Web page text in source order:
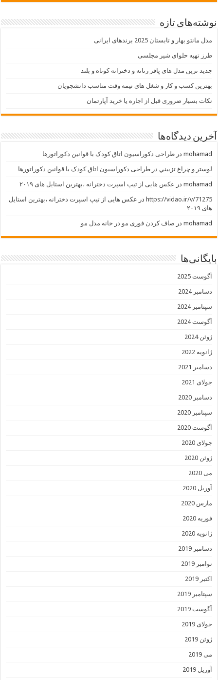
نوشته‌های تازه
مدل مانتو بهار و تابستان 2025 برندهای ایرانی
طرز تهیه حلوای شیر مجلسی
جدید ترین مدل های پافر زنانه و دخترانه کوتاه و بلند
بهترین کسب و کار و شغل های نیمه وقت مناسب دانشجویان
نکات بسیار ضروری قبل از اجاره یا خرید آپارتمان
آخرین دیدگاه‌ها
mohamad درطراحی دکوراسیون اتاق کودک با قوانین دکوراتورها
لوستر و چراغ تزييني درطراحی دکوراسیون اتاق کودک با قوانین دکوراتورها
mohamad در عکس هایی از تیپ اسپرت دخترانه ،بهترین استایل های ۲۰۱۹
https://vidao.ir/v/71275 در عکس هایی از تیپ اسپرت دخترانه ،بهترین استایل
های ۲۰۱۹
mohamad در صاف کردن فوری مو در خانه مدل مو
بایگانی‌ها
آگوست 2025
دسامبر 2024
سپتامبر 2024
آگوست 2024
ژوئن 2024
ژانویه 2022
دسامبر 2021
جولای 2021
دسامبر 2020
سپتامبر 2020
آگوست 2020
جولای 2020
ژوئن 2020
می 2020
آوریل 2020
مارس 2020
فوریه 2020
ژانویه 2020
دسامبر 2019
نوامبر 2019
اکتبر 2019
سپتامبر 2019
آگوست 2019
جولای 2019
ژوئن 2019
می 2019
آوریل 2019